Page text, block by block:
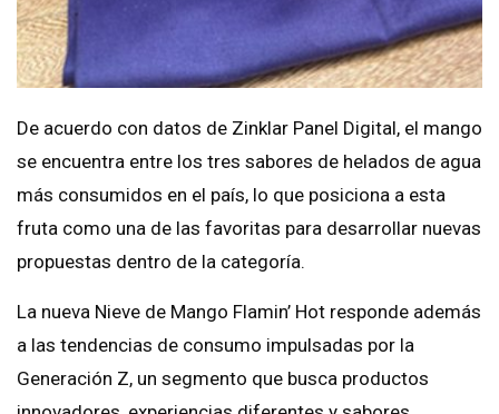
De acuerdo con datos de Zinklar Panel Digital, el mango
se encuentra entre los tres sabores de helados de agua
más consumidos en el país, lo que posiciona a esta
fruta como una de las favoritas para desarrollar nuevas
propuestas dentro de la categoría.
La nueva Nieve de Mango Flamin’ Hot responde además
a las tendencias de consumo impulsadas por la
Generación Z, un segmento que busca productos